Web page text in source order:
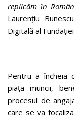
replicăm în
Laurențiu
Digitală al
Pentru a încheia
piața muncii,
procesul de
care se va